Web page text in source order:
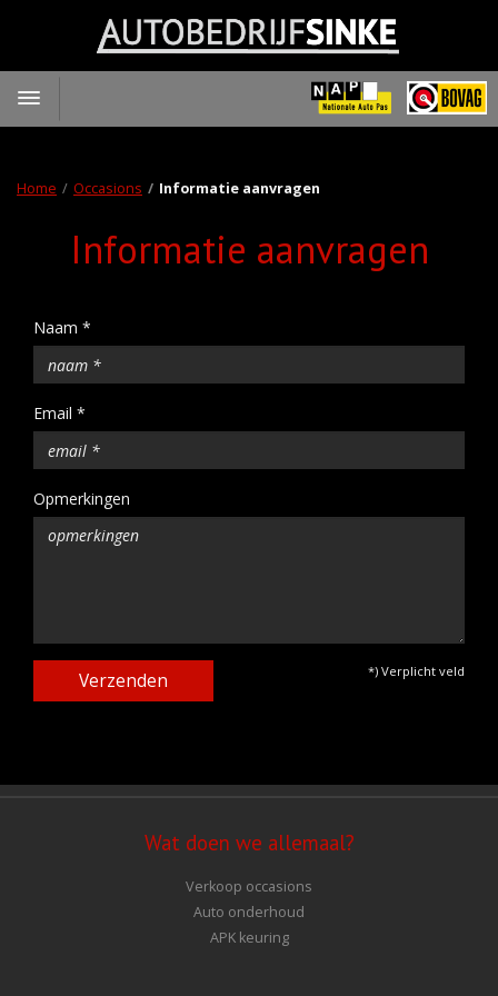
Toggle
navigation
Home Occasions Informatie aanvragen
Informatie aanvragen
Naam *
Email *
Opmerkingen
Verzenden *) Verplicht veld
Wat doen we allemaal?
Verkoop occasions
Auto onderhoud
APK keuring